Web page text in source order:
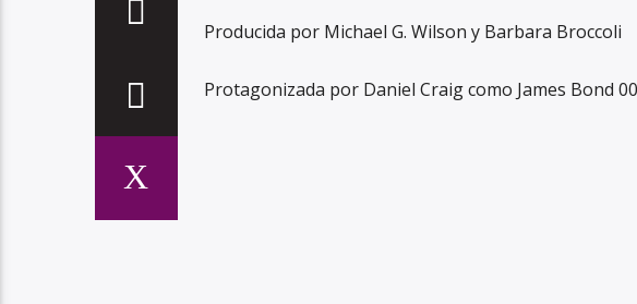
Producida por Michael G. Wilson y Barbara Broccoli
Protagonizada por Daniel Craig como James Bond